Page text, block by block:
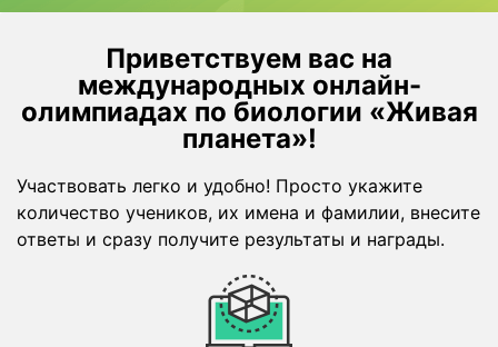
Приветствуем вас на
международныx онлайн-
олимпиадах по биологии «Живая
планета»!
Участвовать легко и удобно! Просто укажите
количество учеников, их имена и фамилии, внесите
ответы и сразу получите результаты и награды.